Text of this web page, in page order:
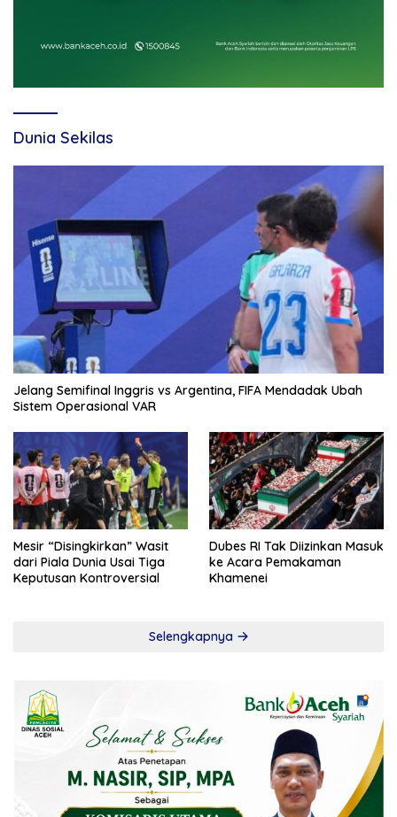
Dunia Sekilas
Jelang Semifinal Inggris vs Argentina, FIFA Mendadak Ubah
Sistem Operasional VAR
Mesir “Disingkirkan” Wasit
dari Piala Dunia Usai Tiga
Keputusan Kontroversial
Dubes RI Tak Diizinkan Masuk
ke Acara Pemakaman
Khamenei
Selengkapnya